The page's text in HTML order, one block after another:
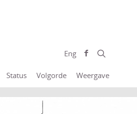
Eng
Status Volgorde Weergave